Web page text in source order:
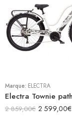
Marque: ELECTRA
2 859,00€ 2 599,00€
Blanc
Gris
Rose